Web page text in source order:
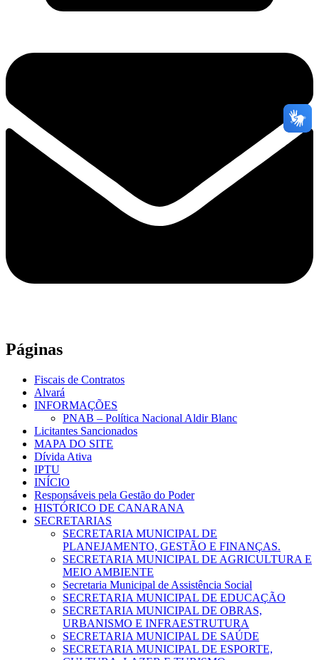
Páginas
Fiscais de Contratos
Alvará
INFORMAÇÕES
PNAB – Política Nacional Aldir Blanc
Licitantes Sancionados
MAPA DO SITE
Dívida Ativa
IPTU
INÍCIO
Responsáveis pela Gestão do Poder
HISTÓRICO DE CANARANA
SECRETARIAS
SECRETARIA MUNICIPAL DE
PLANEJAMENTO, GESTÃO E FINANÇAS.
SECRETARIA MUNICIPAL DE AGRICULTURA E
MEIO AMBIENTE
Secretaria Municipal de Assistência Social
SECRETARIA MUNICIPAL DE EDUCAÇÃO
SECRETARIA MUNICIPAL DE OBRAS,
URBANISMO E INFRAESTRUTURA
SECRETARIA MUNICIPAL DE SAÚDE
SECRETARIA MUNICIPAL DE ESPORTE,